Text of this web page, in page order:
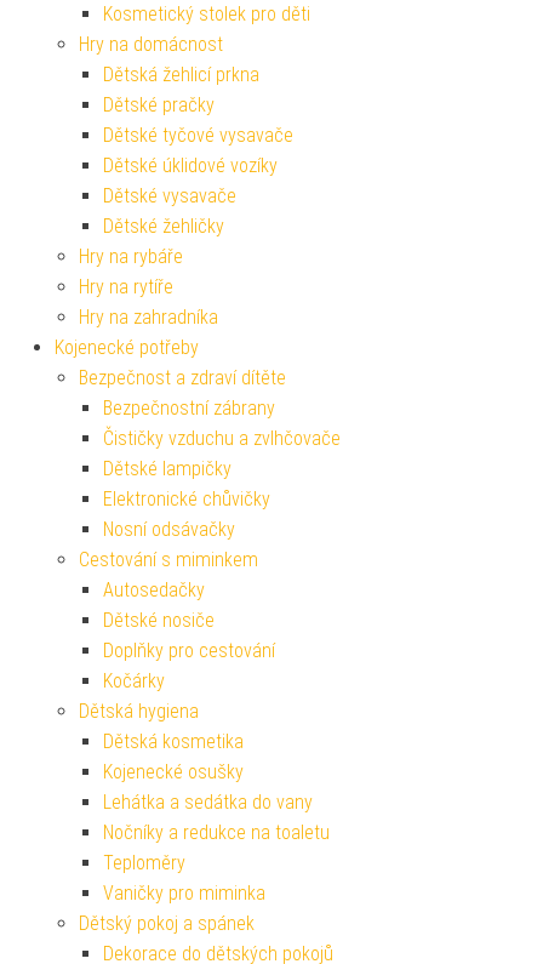
Kosmetický stolek pro děti
Hry na domácnost
Dětská žehlicí prkna
Dětské pračky
Dětské tyčové vysavače
Dětské úklidové vozíky
Dětské vysavače
Dětské žehličky
Hry na rybáře
Hry na rytíře
Hry na zahradníka
Kojenecké potřeby
Bezpečnost a zdraví dítěte
Bezpečnostní zábrany
Čističky vzduchu a zvlhčovače
Dětské lampičky
Elektronické chůvičky
Nosní odsávačky
Cestování s miminkem
Autosedačky
Dětské nosiče
Doplňky pro cestování
Kočárky
Dětská hygiena
Dětská kosmetika
Kojenecké osušky
Lehátka a sedátka do vany
Nočníky a redukce na toaletu
Teploměry
Vaničky pro miminka
Dětský pokoj a spánek
Dekorace do dětských pokojů